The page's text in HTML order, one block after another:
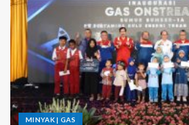
MINYAK | GAS